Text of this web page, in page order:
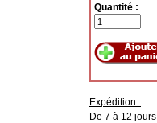
Quantité :
Expédition :
De 7 à 12 jours